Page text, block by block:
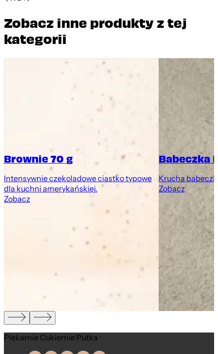
Zobacz inne produkty z tej
kategorii
Brownie 70 g
Intensywnie czekoladowe ciastko typowe
dla kuchni amerykańskiej.
Zobacz
Babeczka
Krucha
Zobacz
Piekarnie Cukiernie Putka